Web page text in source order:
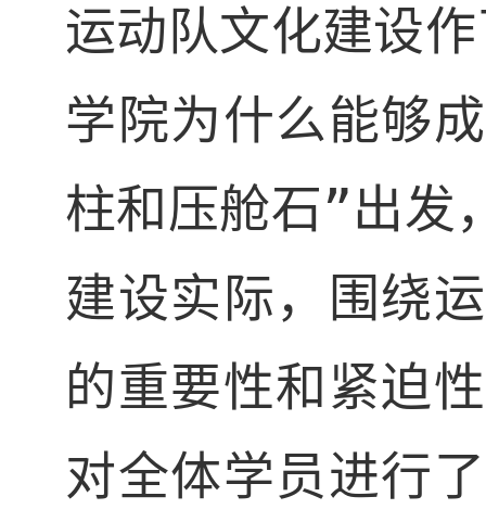
运动队文化建设
学院为什么能够
柱和压舱石”出发
建设实际，围绕
的重要性和紧迫
对全体学员进行